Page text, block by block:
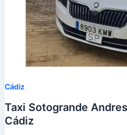
Cádiz
Taxi Sotogrande
Cádiz